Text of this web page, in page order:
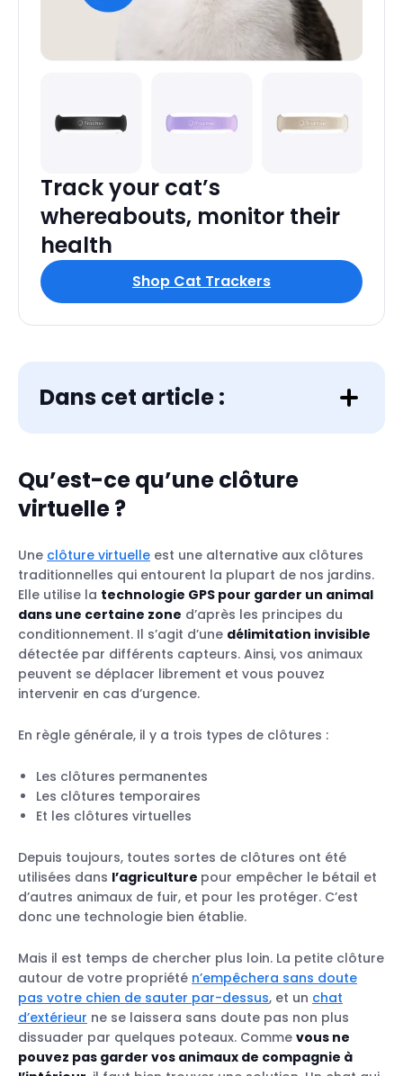
Track your cat’s
whereabouts, monitor their
health
Shop Cat Trackers
Dans cet article :
Types de clôtures virtuelles
électriques
La clôture virtuelle Tractive, une solution
futée et humaine
Adaptabilité
Portée illimitée
Prise en main facile
Prix
Personnalisation
La clôture virtuelle Tractive
La clôture anti-fugue sans fil PetSafe
Tractive GPS et PetSafe
Qu’est-ce qu’une clôture
virtuelle ?
Une clôture virtuelle est une alternative aux clôtures
traditionnelles qui entourent la plupart de nos jardins.
Elle utilise la technologie GPS pour garder un animal
dans une certaine zone d’après les principes du
conditionnement. Il s’agit d’une délimitation invisible
détectée par différents capteurs. Ainsi, vos animaux
peuvent se déplacer librement et vous pouvez
intervenir en cas d’urgence.
En règle générale, il y a trois types de clôtures :
Les clôtures permanentes
Les clôtures temporaires
Et les clôtures virtuelles
Depuis toujours, toutes sortes de clôtures ont été
utilisées dans l’agriculture pour empêcher le bétail et
d’autres animaux de fuir, et pour les protéger. C’est
donc une technologie bien établie.
Mais il est temps de chercher plus loin. La petite clôture
autour de votre propriété n’empêchera sans doute
pas votre chien de sauter par-dessus, et un chat
d’extérieur ne se laissera sans doute pas non plus
dissuader par quelques poteaux. Comme vous ne
pouvez pas garder vos animaux de compagnie à